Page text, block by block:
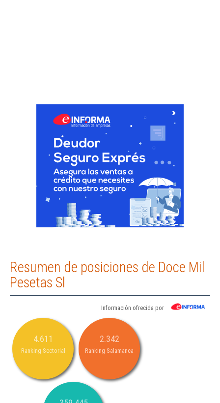
Resumen de posiciones de Doce Mil
Pesetas Sl
Información ofrecida por
4.611
Ranking Sectorial
2.342
Ranking Salamanca